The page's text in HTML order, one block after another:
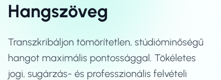
Hangszöveg
Transzkribáljon tömörítetlen, stúdióminőségű
hangot maximális pontossággal. Tökéletes
jogi, sugárzás- és professzionális felvételi